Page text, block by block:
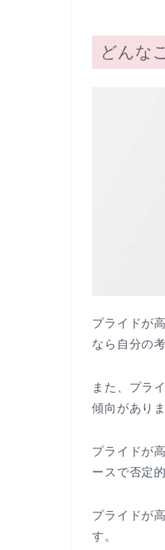
どんな
プライドが
なら自分の
また、プラ
傾向がありま
プライドが
ースで否定
プライドが
す。